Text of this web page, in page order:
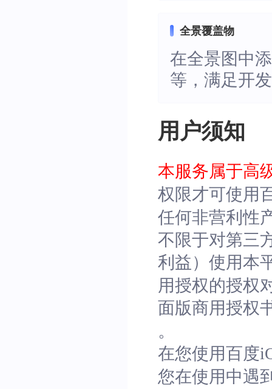
全景覆盖物
在全景图中
等，满足开
用户须知
本服务属于高
权限才可使用
任何非营利性
不限于对第三
利益）使用本
用授权的授权
面版商用授权
。
在您使用百度
您在使用中遇